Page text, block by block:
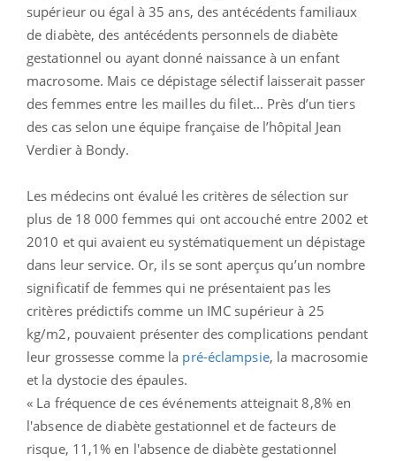
supérieur ou égal à 35 ans, des antécédents familiaux
de diabète, des antécédents personnels de diabète
gestationnel ou ayant donné naissance à un enfant
macrosome. Mais ce dépistage sélectif laisserait passer
des femmes entre les mailles du filet... Près d’un tiers
des cas selon une équipe française de l’hôpital Jean
Verdier à Bondy.
Les médecins ont évalué les critères de sélection sur
plus de 18 000 femmes qui ont accouché entre 2002 et
2010 et qui avaient eu systématiquement un dépistage
dans leur service. Or, ils se sont aperçus qu’un nombre
significatif de femmes qui ne présentaient pas les
critères prédictifs comme un IMC supérieur à 25
kg/m2, pouvaient présenter des complications pendant
leur grossesse comme la pré-éclampsie, la macrosomie
et la dystocie des épaules.
« La fréquence de ces événements atteignait 8,8% en
l'absence de diabète gestationnel et de facteurs de
risque, 11,1% en l'absence de diabète gestationnel